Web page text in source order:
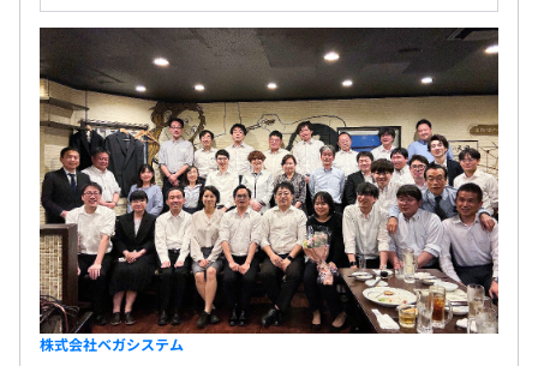
3名前後のチームで1つのプロジェクトを遂行します。期間
は平均6カ月程度です。
株式会社ベガシステム